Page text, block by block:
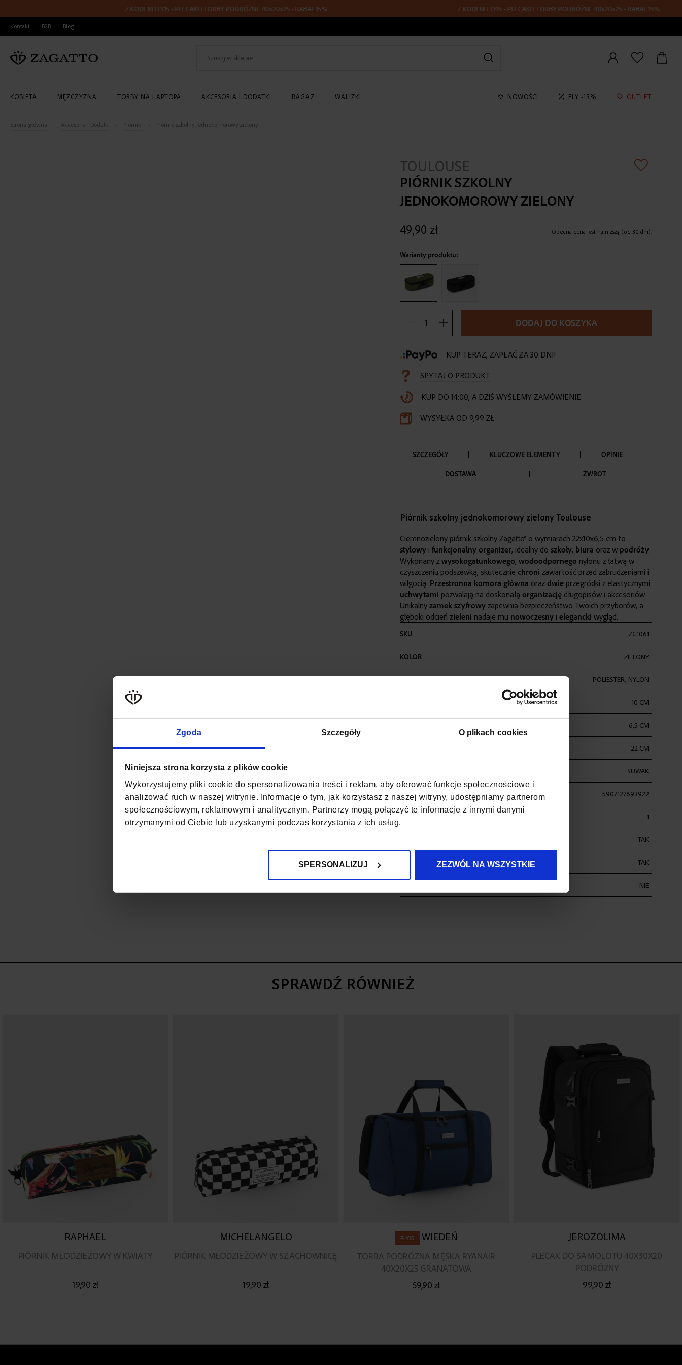
Zgoda Szczegóły O plikach cookies
Niniejsza strona korzysta z plików cookie
Wykorzystujemy pliki cookie do spersonalizowania treści i reklam, aby oferować funkcje społecznościowe i
analizować ruch w naszej witrynie. Informacje o tym, jak korzystasz z naszej witryny, udostępniamy partnerom
społecznościowym, reklamowym i analitycznym. Partnerzy mogą połączyć te informacje z innymi danymi
otrzymanymi od Ciebie lub uzyskanymi podczas korzystania z ich usług.
SPERSONALIZUJ ZEZWÓL NA WSZYSTKIE
Z KODEM FLY15 - PLECAKI I TORBY PODRÓŻNE 40x20x25 - RABAT 15% Z KODEM FLY15 - PLECAKI I TORBY PODRÓŻNE 40x20x25 - RABAT 15%
PRZEJDŹ
DO
Kontakt B2B Blog
KOBIETA MĘŻCZYZNA TORBY NA LAPTOPA AKCESORIA I DODATKI BAGAŻ WALIZKI NOWOŚCI FLY -15% OUTLET
Strona główna Akcesoria i Dodatki Piórniki Piórnik szkolny jednokomorowy zielony
TOULOUSE
PIÓRNIK SZKOLNY
JEDNOKOMOROWY ZIELONY
Obecna cena jest najniższą (od 30 dni).
49,90 zł
Warianty produktu:
DODAJ DO KOSZYKA
KUP TERAZ, ZAPŁAĆ ZA 30 DNI!
SPYTAJ O PRODUKT
KUP DO 14:00, A DZIŚ WYŚLEMY ZAMÓWIENIE
WYSYŁKA OD 9,99 ZŁ
SZCZEGÓŁY KLUCZOWE ELEMENTY OPINIE
DOSTAWA ZWROT
Piórnik szkolny jednokomorowy zielony Toulouse
Ciemnozielony piórnik szkolny Zagatto® o wymiarach 22x10x6,5 cm to
stylowy i funkcjonalny organizer, idealny do szkoły, biura oraz w podróży.
Wykonany z wysokogatunkowego, wodoodpornego nylonu z łatwą w
czyszczeniu podszewką, skutecznie chroni zawartość przed zabrudzeniami i
wilgocią. Przestronna komora główna oraz dwie przegródki z elastycznymi
uchwytami pozwalają na doskonałą organizację długopisów i akcesoriów.
Unikalny zamek szyfrowy zapewnia bezpieczeństwo Twoich przyborów, a
głęboki odcień zieleni nadaje mu nowoczesny i elegancki wygląd.
informacji
SKU ZG1061
KOLOR ZIELONY
POLIESTER, NYLON
10 CM
6,5 CM
WYSOKOŚĆ 22 CM
SUWAK
KOD EAN 5907127693922
ILOŚĆ KOMÓR 1
ORGANIZER NA DŁUGOPISY TAK
PODSZEWKA TAK
NIE
SPRAWDŹ RÓWNIEŻ
RAPHAEL
PIÓRNIK MŁODZIEŻOWY W KWIATY
19,90 zł
MICHELANGELO
PIÓRNIK MŁODZIEŻOWY W SZACHOWNICĘ
19,90 zł
FLY15 WIEDEŃ
TORBA PODRÓŻNA MĘSKA RYANAIR
40X20X25 GRANATOWA
59,90 zł
JEROZOLIMA
PLECAK DO SAMOLOTU 40X30X20
PODRÓŻNY
99,90 zł